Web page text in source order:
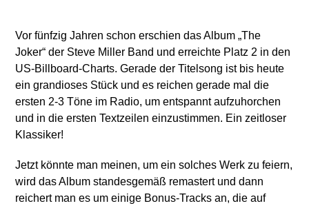
Vor fünfzig Jahren schon erschien das Album „The
Joker“ der Steve Miller Band und erreichte Platz 2 in den
US-Billboard-Charts. Gerade der Titelsong ist bis heute
ein grandioses Stück und es reichen gerade mal die
ersten 2-3 Töne im Radio, um entspannt aufzuhorchen
und in die ersten Textzeilen einzustimmen. Ein zeitloser
Klassiker!
Jetzt könnte man meinen, um ein solches Werk zu feiern,
wird das Album standesgemäß remastert und dann
reichert man es um einige Bonus-Tracks an, die auf